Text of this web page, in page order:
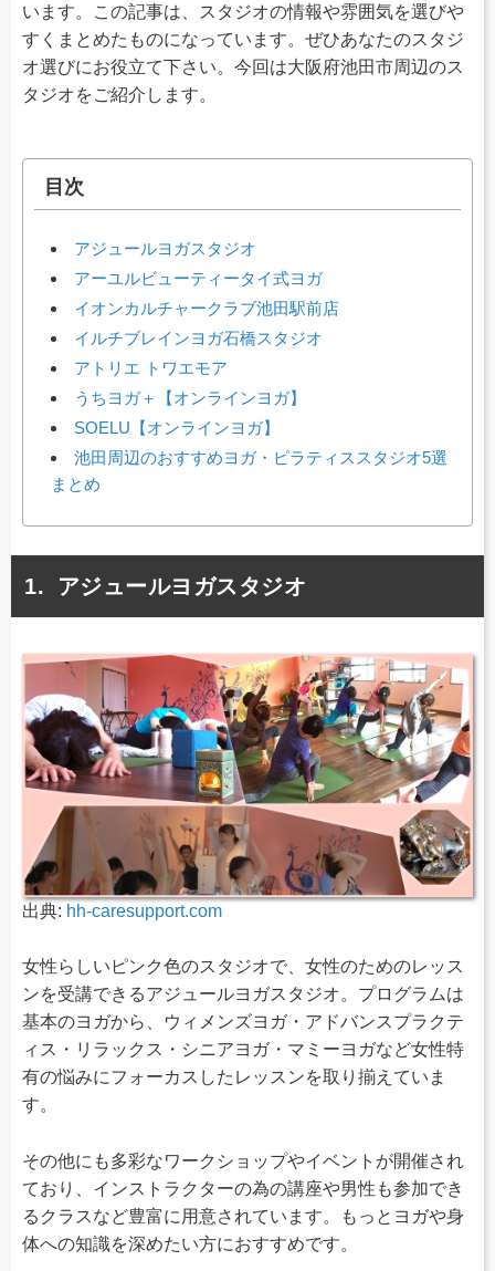
います。この記事は、スタジオの情報や雰囲気を選びや
すくまとめたものになっています。ぜひあなたのスタジ
オ選びにお役立て下さい。今回は大阪府池田市周辺のス
タジオをご紹介します。
目次
アジュールヨガスタジオ
アーユルビューティータイ式ヨガ
イオンカルチャークラブ池田駅前店
イルチブレインヨガ石橋スタジオ
アトリエ トワエモア
うちヨガ＋【オンラインヨガ】
SOELU【オンラインヨガ】
池田周辺のおすすめヨガ・ピラティススタジオ5選
まとめ
アジュールヨガスタジオ
出典: hh-caresupport.com
女性らしいピンク色のスタジオで、女性のためのレッス
ンを受講できるアジュールヨガスタジオ。プログラムは
基本のヨガから、ウィメンズヨガ・アドバンスプラクテ
ィス・リラックス・シニアヨガ・マミーヨガなど女性特
有の悩みにフォーカスしたレッスンを取り揃えていま
す。
その他にも多彩なワークショップやイベントが開催され
ており、インストラクターの為の講座や男性も参加でき
るクラスなど豊富に用意されています。もっとヨガや身
体への知識を深めたい方におすすめです。